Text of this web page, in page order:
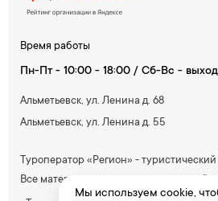
Время работы
Пн-Пт - 10:00 - 18:00 / Сб-Вс -
Альметьевск, ул. Ленина д. 68
Альметьевск, ул. Ленина д. 55
Туроператор «Регион» -
Все материалы, содержащиеся на
Мы используем cookie,